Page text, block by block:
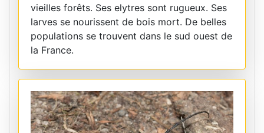
vieilles forêts. Ses elytres sont rugueux. Ses
larves se nourissent de bois mort. De belles
populations se trouvent dans le sud ouest de
la France.